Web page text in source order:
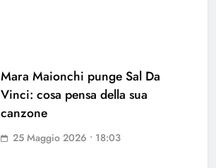
Mara Maionchi punge Sal Da
Vinci: cosa pensa della sua
canzone
25 Maggio 2026 • 18:03